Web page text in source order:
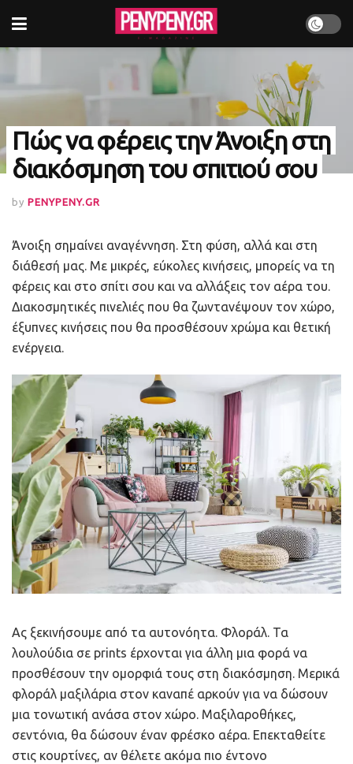
Πώς να φέρεις την Άνοιξη στη
διακόσμηση του σπιτιού σου
by PENYPENY.GR
Άνοιξη σημαίνει αναγέννηση. Στη φύση, αλλά και στη
διάθεσή μας. Με μικρές, εύκολες κινήσεις, μπορείς να τη
φέρεις και στο σπίτι σου και να αλλάξεις τον αέρα του.
Διακοσμητικές πινελιές που θα ζωντανέψουν τον χώρο,
έξυπνες κινήσεις που θα προσθέσουν χρώμα και θετική
ενέργεια.
Ας ξεκινήσουμε από τα αυτονόητα. Φλοράλ. Τα
λουλούδια σε prints έρχονται για άλλη μια φορά να
προσθέσουν την ομορφιά τους στη διακόσμηση. Μερικά
φλοράλ μαξιλάρια στον καναπέ αρκούν για να δώσουν
μια τονωτική ανάσα στον χώρο. Μαξιλαροθήκες,
σεντόνια, θα δώσουν έναν φρέσκο αέρα. Επεκταθείτε
στις κουρτίνες, αν θέλετε ακόμα πιο έντονο